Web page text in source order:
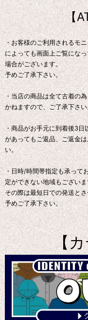
【
・お客様のご利用されるモ
によっても画面上ご覧にな
場合がございます。
予めご了承下さい。
・当店の商品は全て古着の
かねますので、ご了承下さい
・商品がお手元に到着後3日
があってもご返品、ご返金
い。
・日時/時間帯指定も承って
定ができない地域もござい
その際は最短日での発送と
予めご了承下さい。
【